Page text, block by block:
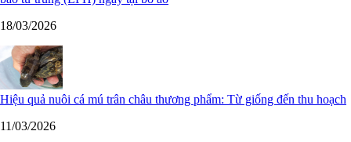
18/03/2026
Hiệu quả nuôi cá mú trân châu thương phẩm: Từ giống đến thu hoạch
11/03/2026